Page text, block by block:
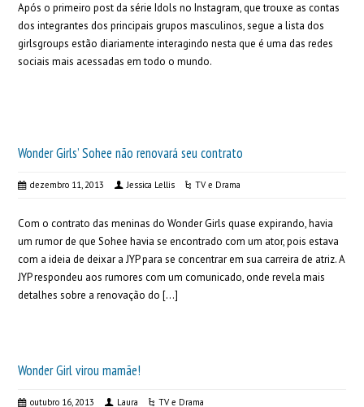
Após o primeiro post da série Idols no Instagram, que trouxe as contas
dos integrantes dos principais grupos masculinos, segue a lista dos
girlsgroups estão diariamente interagindo nesta que é uma das redes
sociais mais acessadas em todo o mundo.
Wonder Girls’ Sohee não renovará seu contrato
dezembro 11, 2013 Jessica Lellis TV e Drama
Com o contrato das meninas do Wonder Girls quase expirando, havia
um rumor de que Sohee havia se encontrado com um ator, pois estava
com a ideia de deixar a JYP para se concentrar em sua carreira de atriz. A
JYP respondeu aos rumores com um comunicado, onde revela mais
detalhes sobre a renovação do […]
Wonder Girl virou mamãe!
outubro 16, 2013 Laura TV e Drama